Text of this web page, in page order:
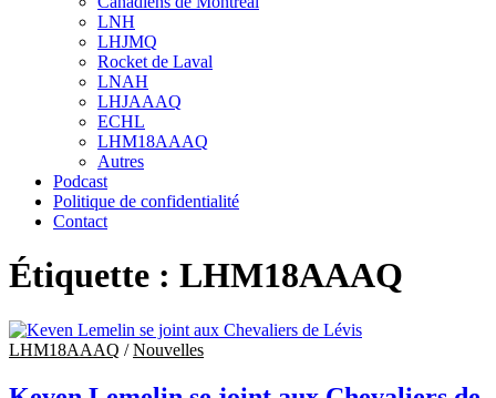
sub
menu
LNH
LHJMQ
Rocket de Laval
LNAH
LHJAAAQ
ECHL
LHM18AAAQ
Autres
Podcast
Politique de confidentialité
Contact
Étiquette : LHM18AAAQ
LHM18AAAQ /Nouvelles